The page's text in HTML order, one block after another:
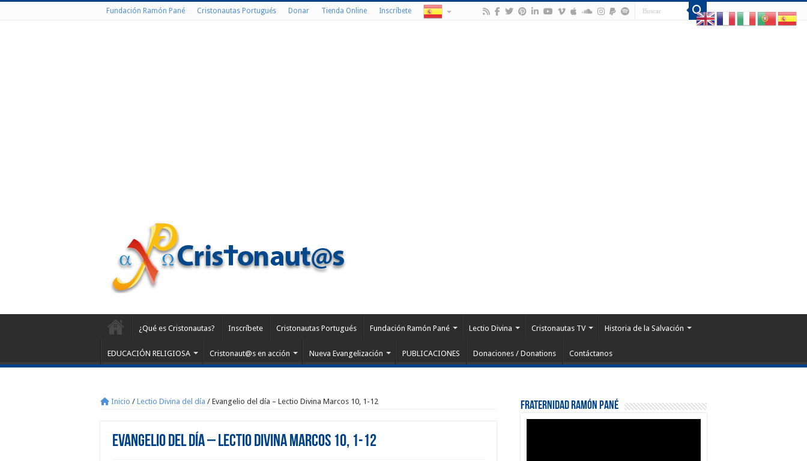
Fundación Ramón Pané Cristonautas Portugués Donar Tienda Online Inscríbete
¿Qué es Cristonautas? Inscríbete Cristonautas Portugués Fundación Ramón Pané Lectio Divina Cristonautas TV Historia de la Salvación
EDUCACIÓN RELIGIOSA Cristonaut@s en acción Nueva Evangelización PUBLICACIONES Donaciones / Donations Contáctanos
Inicio / Lectio Divina del día / Evangelio del día – Lectio Divina Marcos 10, 1-12
Evangelio del día – Lectio Divina Marcos 10, 1-12
Fraternidad Ramón Pané